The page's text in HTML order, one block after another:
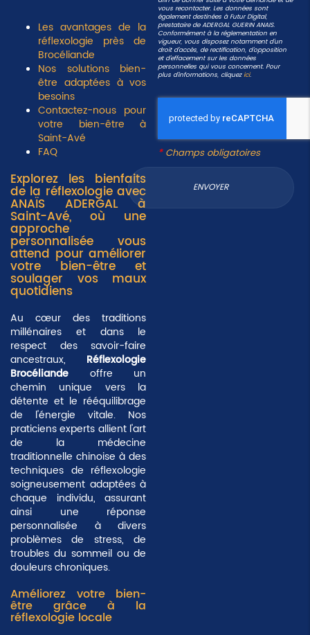
Les avantages de la
réflexologie près de
Brocéliande
Nos solutions bien-
être adaptées à vos
besoins
Contactez-nous pour
votre bien-être à
Saint-Avé
FAQ
Explorez les bienfaits
de la réflexologie avec
ANAÏS ADERGAL à
Saint-Avé, où une
approche
personnalisée vous
attend pour améliorer
votre bien-être et
soulager vos maux
quotidiens
Au cœur des traditions
millénaires et dans le
respect des savoir-faire
ancestraux, Réflexologie
Brocéliande offre un
chemin unique vers la
détente et le rééquilibrage
de l'énergie vitale. Nos
praticiens experts allient l'art
de la médecine
traditionnelle chinoise à des
techniques de réflexologie
soigneusement adaptées à
chaque individu, assurant
ainsi une réponse
personnalisée à divers
problèmes de stress, de
troubles du sommeilou de
douleurs chroniques.
Améliorez votre bien-
être grâce à la
réflexologie locale
vous recontacter. Les données sont
également destinées à Futur Digital,
prestataire de ADERGAL GUERIN ANAIS.
Conformément à la réglementation en
vigueur, vous disposez notamment d'un
droit d'accès, de rectification, d'opposition
et d'effacement sur les données
personnelles qui vous concernent. Pour
plus d’informations, cliquezici.
*Champs obligatoires